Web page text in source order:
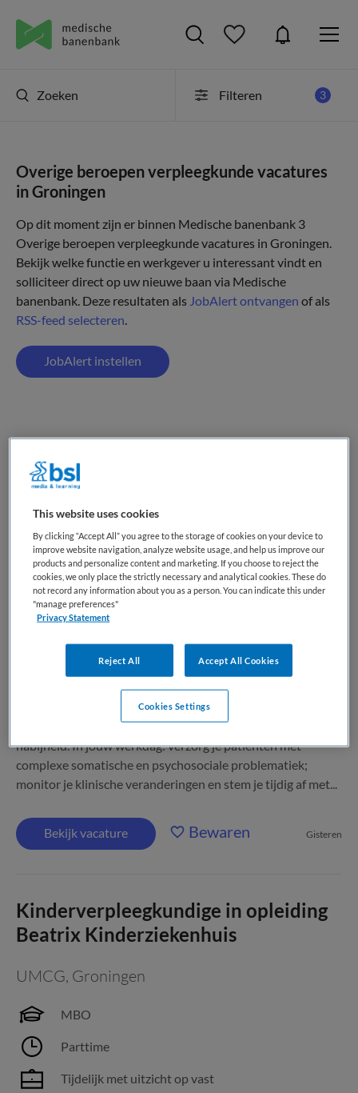
Zoeken Filteren 3
Overige beroepen verpleegkunde vacatures
in Groningen
Op dit moment zijn er binnen Medische banenbank 3
Overige beroepen verpleegkunde vacatures in Groningen.
Bekijk welke functie en werkgever u interessant vindt en
solliciteer direct op uw nieuwe baan via Medische
banenbank. Deze resultaten als JobAlert ontvangen of als
RSS-feed selecteren.
JobAlert instellen
3 vacatures gevonden
(Senior) Verpleegkundige
Expertisecentrum Tuberculose
UMCG,Groningen
MBO
Fulltime
Tijdelijk met uitzicht op vast
Jouw rol Als ervaren verpleegkundige combineer je
hoogwaardige zorg met overzicht, rust en professionele
nabijheid. In jouw werkdag: verzorg je patiënten met
complexe somatische en psychosociale problematiek;
monitor je klinische veranderingen en stem je tijdig af met...
Bekijk vacature Bewaren Gisteren
Kinderverpleegkundige in opleiding
Beatrix Kinderziekenhuis
UMCG, Groningen
MBO
Parttime
Tijdelijk met uitzicht op vast
This website uses cookies
By clicking “Accept All” you agree to the storage of cookies on your device to
improve website navigation, analyze website usage, and help us improve our
products and personalize content and marketing. If you choose to reject the
cookies, we only place the strictly necessary and analytical cookies. These do
not record any information about you as a person. You can indicate this under
"manage preferences"
Privacy Statement
Reject All Accept All Cookies
Cookies Settings